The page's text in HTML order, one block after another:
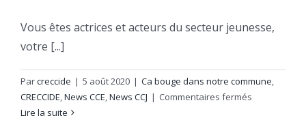
Vous êtes actrices et acteurs du secteur jeunesse,
votre [...]
Parcreccide | 5 août 2020 | Ca bouge dans notre commune,
CRECCIDE,News CCE,News CCJ | Commentaires fermés
Lire la suite